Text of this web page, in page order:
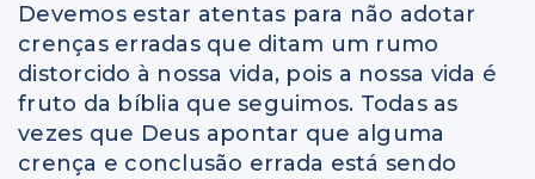
Devemos estar atentas para não adotar
crenças erradas que ditam um rumo
distorcido à nossa vida, pois a nossa vida é
fruto da bíblia que seguimos. Todas as
vezes que Deus apontar que alguma
crença e conclusão errada está sendo